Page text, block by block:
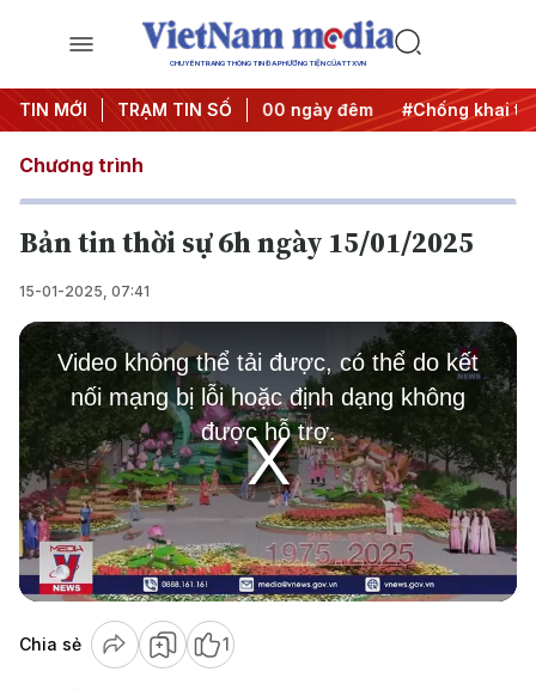
CHUYÊN TRANG THÔNG TIN ĐA PHƯƠNG TIỆN CỦA TTXVN
TIN MỚI TRẠM TIN SỐ
động #Chiến dịch 500 ngày đêm #Chống khai thác IUU
Chương trình
Bản tin thời sự 6h ngày 15/01/2025
15-01-2025, 07:41
Play
Video
This
modal
window.
Video không thể tải được, có thể do kết
nối mạng bị lỗi hoặc định dạng không
được hỗ trợ.
Chia sẻ 1